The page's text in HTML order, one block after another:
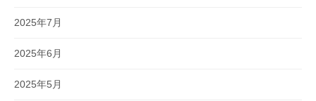
2025年7月
2025年6月
2025年5月